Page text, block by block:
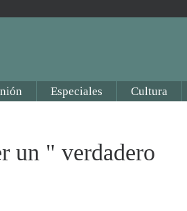
Especiales Cultura
un " verdadero